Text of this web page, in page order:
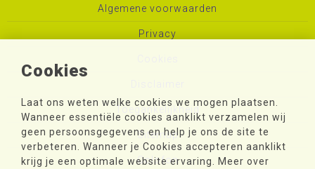
Cookies
Laat ons weten welke cookies we mogen plaatsen.
Wanneer essentiële cookies aanklikt verzamelen wij
geen persoonsgegevens en help je ons de site te
verbeteren. Wanneer je Cookies accepteren aanklikt
krijg je een optimale website ervaring. Meer over
Algemene voorwaarden
Privacy
Toegankelijkheid
Sitemap
Colofon